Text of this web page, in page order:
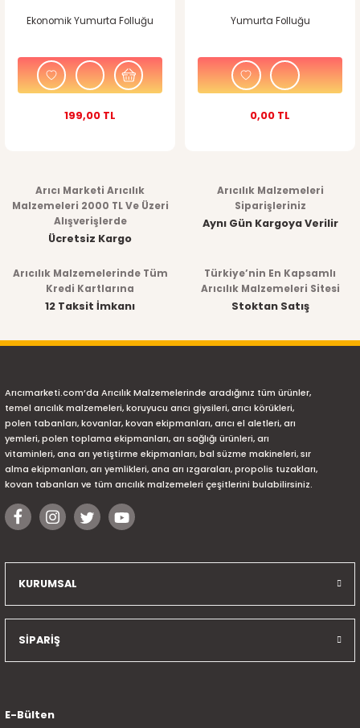
Ekonomik Yumurta Folluğu
199,00 TL
Yumurta Folluğu
0,00 TL
Arıcı Marketi Arıcılık
Malzemeleri 2000 TL Ve Üzeri
Alışverişlerde
Ücretsiz Kargo
Arıcılık Malzemeleri
Siparişleriniz
Aynı Gün Kargoya Verilir
Arıcılık Malzemelerinde Tüm
Kredi Kartlarına
12 Taksit İmkanı
Türkiye’nin En Kapsamlı
Arıcılık Malzemeleri Sitesi
Stoktan Satış
Arıcımarketi.com’da Arıcılık Malzemelerinde aradığınız tüm ürünler,
temel arıcılık malzemeleri, koruyucu arıcı giysileri, arıcı körükleri,
polen tabanları, kovanlar, kovan ekipmanları, arıcı el aletleri, arı
yemleri, polen toplama ekipmanları, arı sağlığı ürünleri, arı
vitaminleri, ana arı yetiştirme ekipmanları, bal süzme makineleri, sır
alma ekipmanları, arı yemlikleri, ana arı ızgaraları, propolis tuzakları,
kovan tabanları ve tüm arıcılık malzemeleri çeşitlerini bulabilirsiniz.
KURUMSAL
SİPARİŞ
E-Bülten